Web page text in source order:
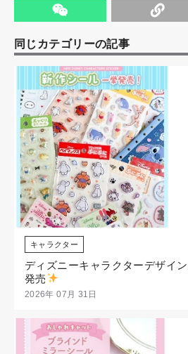
同じカテゴリーの記事
キャラクター
ディズニーキャラクターデザイ
発売
2026年 07月 31日